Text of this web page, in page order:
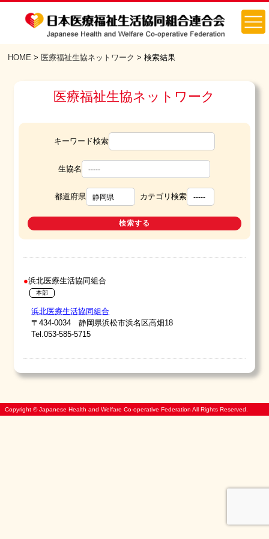
HOME > 医療福祉生協ネットワーク > 検索結果
医療福祉生協ネットワーク
キーワード検索
生協名
都道府県 カテゴリ検索
浜北医療生活協同組合
本部
浜北医療生活協同組合
〒434-0034 静岡県浜松市浜名区高畑18
Tel.053-585-5715
Copyright © Japanese Health and Welfare Co-operative Federation All Rights Reserved.